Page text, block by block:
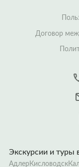
Договор
Экскурсии и туры
Адлер Кисловодск